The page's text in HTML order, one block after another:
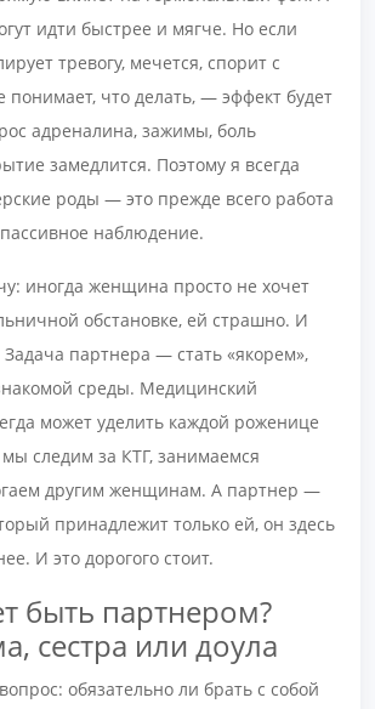
идти быстрее и мягче. Но если
тревогу, мечется, спорит с
что делать, — эффект будет
адреналина, зажимы, боль
замедлится. Поэтому я всегда
роды — это прежде всего работа
наблюдение.
иногда женщина просто не хочет
обстановке, ей страшно. И
партнера — стать «якорем»,
среды. Медицинский
может уделить каждой роженице
следим за КТГ, занимаемся
другим женщинам. А партнер —
принадлежит только ей, он здесь
И это дорогого стоит.
быть партнером?
сестра или доула
обязательно ли брать с собой